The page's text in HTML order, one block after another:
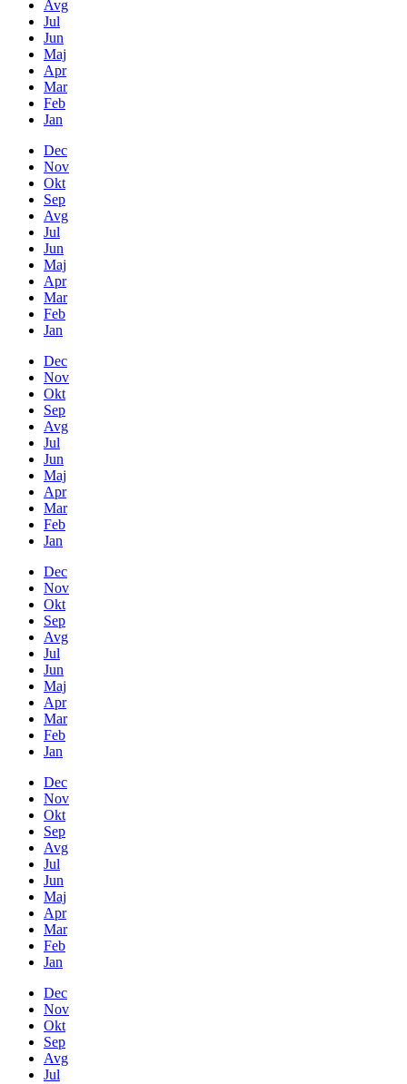
Avg
Jul
Jun
Maj
Apr
Mar
Feb
Jan
Dec
Nov
Okt
Sep
Avg
Jul
Jun
Maj
Apr
Mar
Feb
Jan
Dec
Nov
Okt
Sep
Avg
Jul
Jun
Maj
Apr
Mar
Feb
Jan
Dec
Nov
Okt
Sep
Avg
Jul
Jun
Maj
Apr
Mar
Feb
Jan
Dec
Nov
Okt
Sep
Avg
Jul
Jun
Maj
Apr
Mar
Feb
Jan
Dec
Nov
Okt
Sep
Avg
Jul